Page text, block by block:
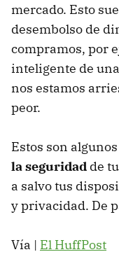
mercado. Esto
desembolso de
compramos, por
inteligente de
nos estamos
peor.
Estos son
la seguridad de
a salvo tus
y privacidad. De
Vía | El HuffPost